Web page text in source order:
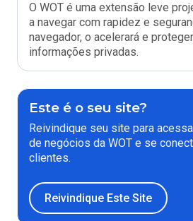
O WOT é uma extensão leve
a navegar com rapidez e
navegador, o acelerará e
informações privadas.
Este é o seu site?
Reivindique seu site para
de negócios da WOT e se
clientes.
Reivindique Este Site